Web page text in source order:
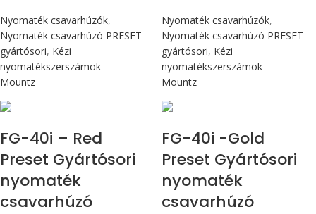
Nyomaték csavarhúzók,
Nyomaték csavarhúzó PRESET
gyártósori, Kézi
nyomatékszerszámok
Mountz
Nyomaték csavarhúzók,
Nyomaték csavarhúzó PRESET
gyártósori, Kézi
nyomatékszerszámok
Mountz
FG-40i – Red
Preset Gyártósori
nyomaték
csavarhúzó
FG-40i -Gold
Preset Gyártósori
nyomaték
csavarhúzó